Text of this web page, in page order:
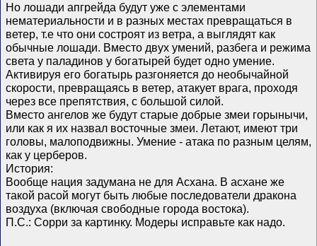
Но лошади апгрейда будут уже с элементами
нематериальности и в разных местах превращаться в
ветер, т.е что они состроят из ветра, а выглядят как
обычные лошади. Вместо двух умений, разбега и режима
света у паладинов у богатырей будет одно умение.
Активируя его богатырь разгоняется до необычайной
скорости, превращаясь в ветер, атакует врага, проходя
через все препятствия, с большой силой.
Вместо ангелов же будут старые добрые змеи горынычи,
или как я их назвал восточные змеи. Летают, имеют три
головы, малоподвижны. Умение - атака по разным целям,
как у церберов.
История:
Вообще нация задумана не для Асхана. В асхане же
такой расой могут быть любые последователи дракона
воздуха (включая свободные города востока).
П.С.: Сорри за картинку. Модеры исправьте как надо.